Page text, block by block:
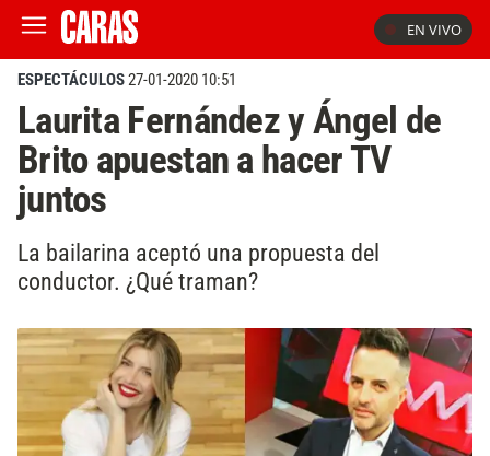
EN VIVO
ESPECTÁCULOS27-01-2020 10:51
Laurita Fernández y Ángel de
Brito apuestan a hacer TV
juntos
La bailarina aceptó una propuesta del
conductor. ¿Qué traman?